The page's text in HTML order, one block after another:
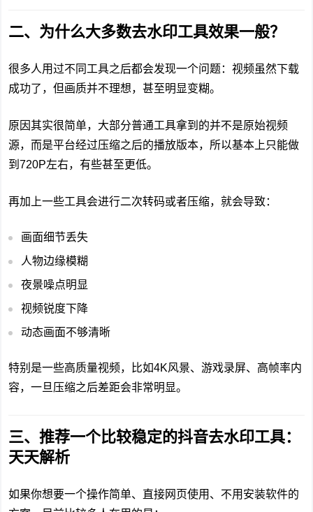
二、为什么大多数去水印工具效果一般？
很多人用过不同工具之后都会发现一个问题：视频虽然下载
成功了，但画质并不理想，甚至明显变糊。
原因其实很简单，大部分普通工具拿到的并不是原始视频
源，而是平台经过压缩之后的播放版本，所以基本上只能做
到720P左右，有些甚至更低。
再加上一些工具会进行二次转码或者压缩，就会导致：
画面细节丢失
人物边缘模糊
夜景噪点明显
视频锐度下降
动态画面不够清晰
特别是一些高质量视频，比如4K风景、游戏录屏、高帧率内
容，一旦压缩之后差距会非常明显。
三、推荐一个比较稳定的抖音去水印工具：
天天解析
如果你想要一个操作简单、直接网页使用、不用安装软件的